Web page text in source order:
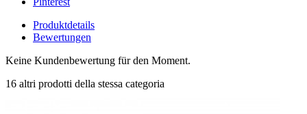
Produktdetails
Bewertungen
Keine Kundenbewertung für den Moment.
16 altri prodotti della stessa categoria